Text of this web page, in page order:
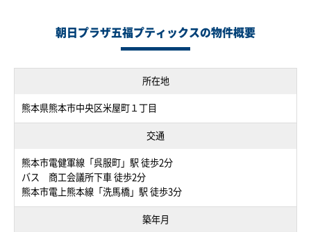
朝日プラザ五福プティックスの物件概要
所在地
熊本県熊本市中央区米屋町１丁目
交通
熊本市電健軍線「呉服町」駅 徒歩2分
バス 商工会議所下車 徒歩2分
熊本市電上熊本線「洗馬橋」駅 徒歩3分
築年月